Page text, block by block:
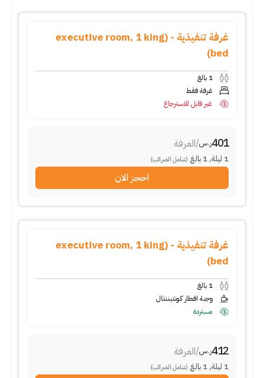
غرفة تنفيذية - (executive room, 1 king
bed)
1 بالغ
غرفة فقط
غير قابل للاسترجاع
401ر.س/الغرفة
1 ليلة,
1 بالغ (شامل الضرائب)
احجز الان
غرفة تنفيذية - (executive room, 1 king
bed)
1 بالغ
وجبة افطار كونتيننتال
مستردة
412ر.س/الغرفة
1 ليلة,
1 بالغ (شامل الضرائب)